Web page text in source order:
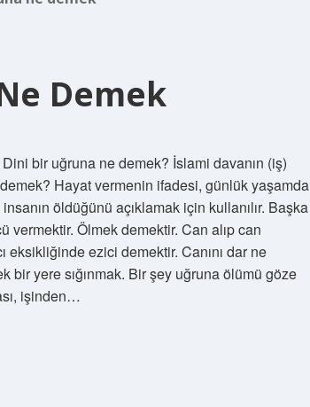
Demek
bir uğruna ne demek? İslami davanın (iş)
Hayat vermenin ifadesi, günlük yaşamda
öldüğünü açıklamak için kullanılır. Başka
vermektir. Ölmek demektir. Can alıp can
eksikliğinde ezici demektir. Canını dar ne
bir yere sığınmak. Bir şey uğruna ölümü göze
işinden…